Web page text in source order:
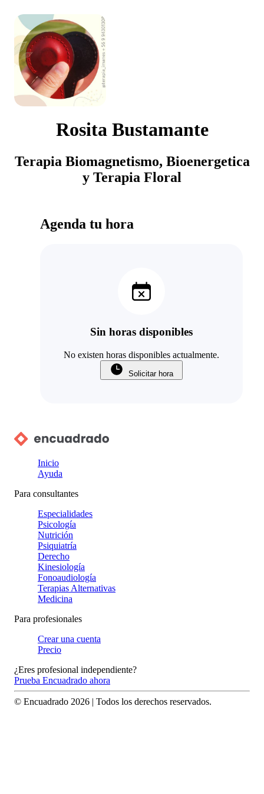
Rosita Bustamante
Terapia Biomagnetismo, Bioenergetica
y Terapia Floral
Agenda tu hora
Sin horas disponibles
No existen horas disponibles actualmente.
Solicitar hora
Inicio
Ayuda
Para consultantes
Especialidades
Psicología
Nutrición
Psiquiatría
Derecho
Kinesiología
Fonoaudiología
Terapias Alternativas
Medicina
Para profesionales
Crear una cuenta
Precio
¿Eres profesional independiente?
Prueba Encuadrado ahora
© Encuadrado 2026 | Todos los derechos reservados.